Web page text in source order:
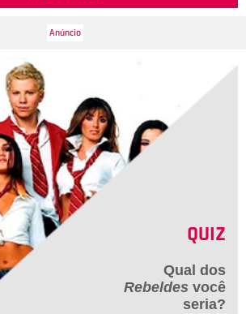
QUIZ
Qual dos
Rebeldes você
seria?